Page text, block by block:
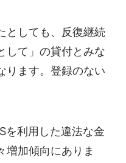
としても、反復継続
して」の貸付とみな
ります。登録のない
を利用した違法な金
増加傾向にありま